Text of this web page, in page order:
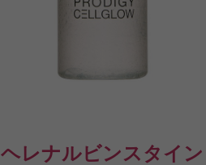
ヘレナルビンスタイン